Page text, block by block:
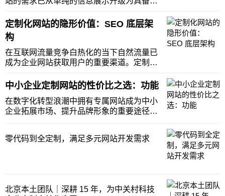
务平台。北京作为国内互联网与科技发展的
前沿阵地企业对网站性能与用户体验的要求
更是严苛。基于 React+Node.js 技术栈
定制化网站的隐形价值：SEO 底层架
构
在互联网流量竞争白热化的当下自然流量已
成为企业网站获取用户的重要渠道。定制化
形象展示其精心搭建的 SEO 底层架构更是
蕴含着巨大的隐形价值。合理的 SEO 底层
架构能够精准匹配搜索引擎算法优化用户体
验从
中小企业定制网站的性价比之选：功能
在数字化转型浪潮中拥有专属网站成为中小
企业拓展市场、提升品牌形象的重要途径。
目前功能模块化组合与全定制开发是常见的
零代码到全定制，满足多元网站开发需求
北京本土团队｜深耕 15 年，为中关村科技